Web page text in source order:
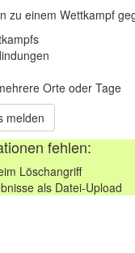
zu einem Wettkampf
Orte oder Tage
melden
fehlen:
Löschangriff
als Datei-Upload